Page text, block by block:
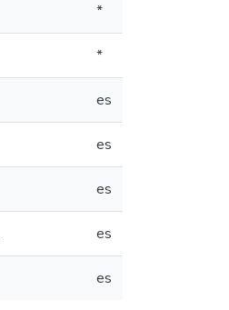
*
*
es
es
es
es
es